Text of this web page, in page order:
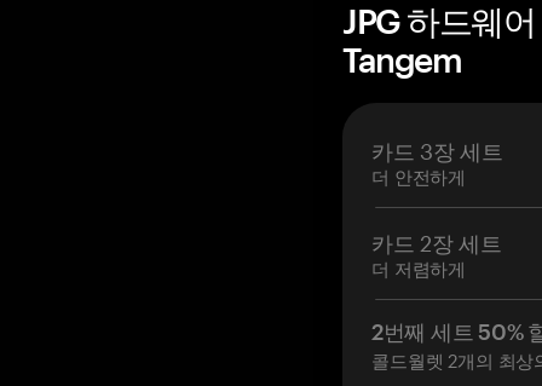
JPG 하드웨
Tangem
카드 3장 세트
더 안전하게
카드 2장 세트
더 저렴하게
2번째 세트 50%
콜드월렛 2개의 최상